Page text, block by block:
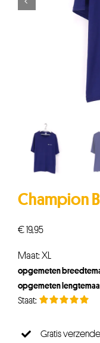
Champion
€19,95
Maat: XL
opgemeten
opgemeten
Gratis